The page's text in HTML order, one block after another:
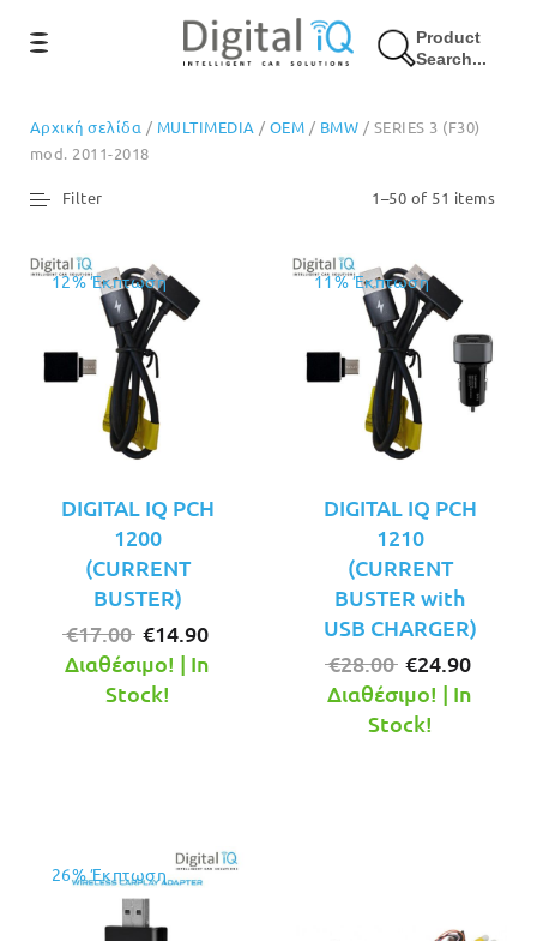
Product
Search...
Αρχική σελίδα / MULTIMEDIA / OEM / BMW / SERIES 3 (F30)
mod. 2011-2018
1–50 of 51 items
Filter
12% Έκπτωση
DIGITAL IQ PCH
1200
(CURRENT
BUSTER)
€17.00 Original
price
was:
€14.90
Διαθέσιμο! | In
Stock!
11% Έκπτωση
DIGITAL IQ PCH
1210
(CURRENT
BUSTER with
USB CHARGER)
€28.00 Original
price
was:
€24.90
Διαθέσιμο! | In
Stock!
26% Έκπτωση